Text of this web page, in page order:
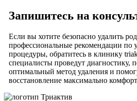
Запишитесь на
Если вы хотите безопасно удалить
профессиональные рекомендации по
процедуры, обратитесь в клинику
специалисты проведут диагностику,
оптимальный метод удаления и
восстановление максимально